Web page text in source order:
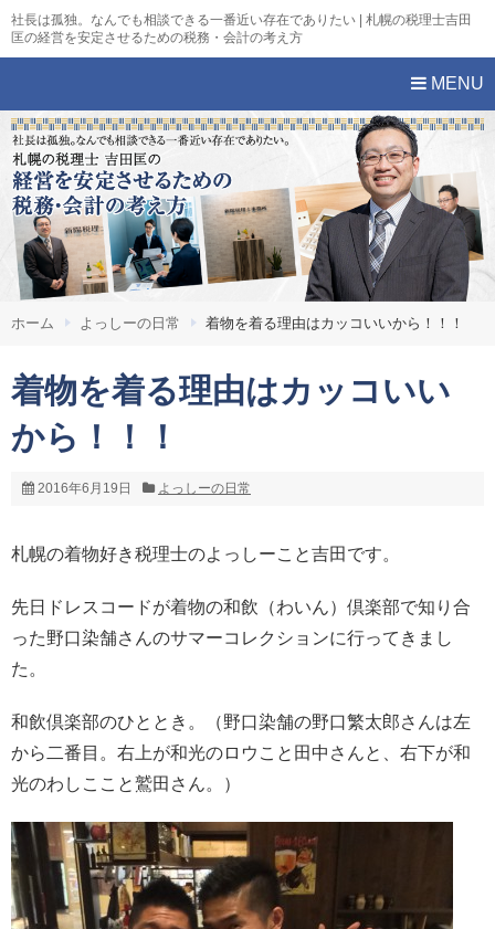
社長は孤独。なんでも相談できる一番近い存在でありたい | 札幌の税理士吉田
匡の経営を安定させるための税務・会計の考え方
MENU
ホーム よっしーの日常 着物を着る理由はカッコいいから！！！
着物を着る理由はカッコいい
から！！！
2016年6月19日 よっしーの日常
札幌の着物好き税理士のよっしーこと吉田です。
先日ドレスコードが着物の和飲（わいん）倶楽部で知り合
った野口染舗さんのサマーコレクションに行ってきまし
た。
和飲倶楽部のひととき。（野口染舗の野口繁太郎さんは左
から二番目。右上が和光のロウこと田中さんと、右下が和
光のわしここと鷲田さん。）